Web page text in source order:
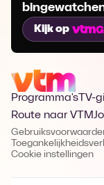
Kijk op
Programma's TV-
Route naar VTM
Cookie instellingen